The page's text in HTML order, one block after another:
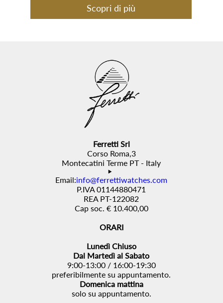
Scopri di più
Ferretti Srl
Corso Roma,3
Montecatini Terme PT - Italy
Email:info@ferrettiwatches.com
P.IVA 01144880471
REA PT-122082
Cap soc. € 10.400,00
ORARI
Lunedì Chiuso
Dal Martedì al Sabato
9:00-13:00 / 16:00-19:30
preferibilmente su appuntamento.
Domenica mattina
solo su appuntamento.